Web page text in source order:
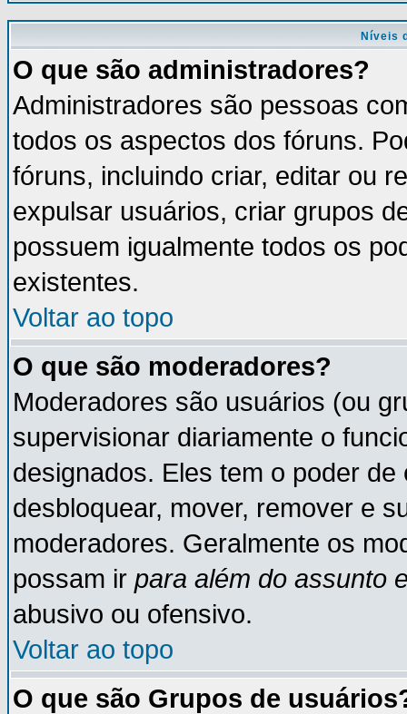
Níveis
O que são administradores?
Administradores são pessoas
todos os aspectos dos fóruns.
fóruns, incluindo criar, editar ou
expulsar usuários, criar grupos
possuem igualmente todos os
existentes.
Voltar ao topo
O que são moderadores?
Moderadores são usuários (ou
supervisionar diariamente o
designados. Eles tem o poder
desbloquear, mover, remover e
moderadores. Geralmente os
possam ir para além do assunto
abusivo ou ofensivo.
Voltar ao topo
O que são Grupos de